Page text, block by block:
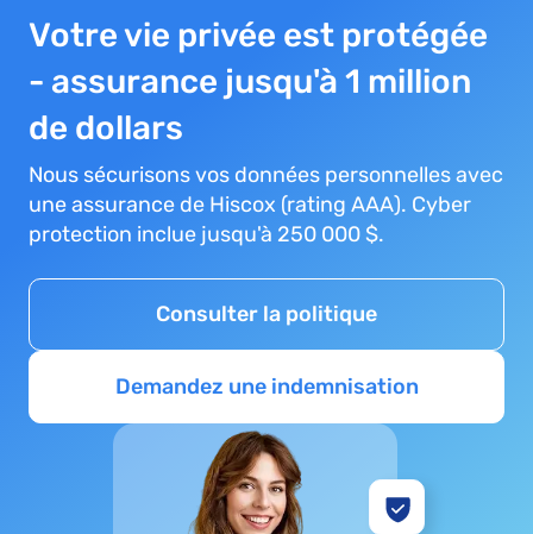
Votre vie privée est protégée
- assurance jusqu'à 1 million
de dollars
Nous sécurisons vos données personnelles avec
une assurance de Hiscox (rating AAA). Cyber
protection inclue jusqu'à 250 000 $.
Consulter la politique
Demandez une indemnisation